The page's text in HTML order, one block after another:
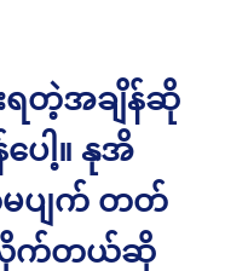
ရတဲ့အချိန်ဆို
ေါ့။ နုအိ
ပျက် တတ်
လိုက်တယ်ဆို